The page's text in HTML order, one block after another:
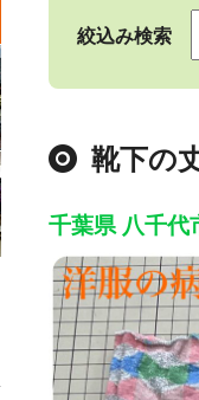
絞込み検索
靴下の
千葉県 八千代